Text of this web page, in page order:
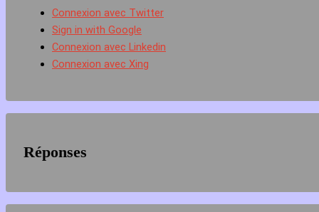
Connexion avec Twitter
Sign in with Google
Connexion avec Linkedin
Connexion avec Xing
Réponses